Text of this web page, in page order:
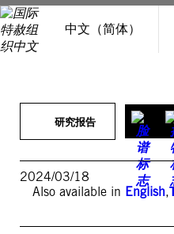
中文（简体）
研究报告
2024/03/18
Also available in English,